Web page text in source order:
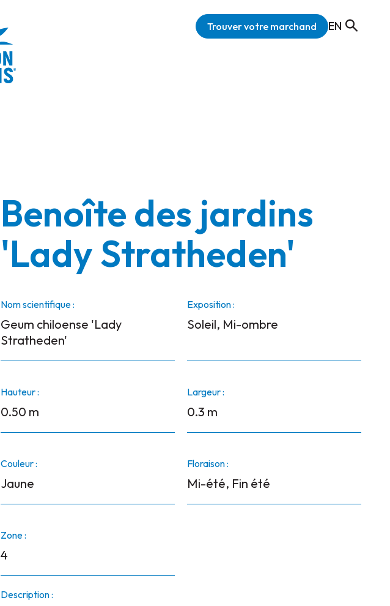
Trouver votre marchand EN
Benoîte des jardins
'Lady Stratheden'
Nom scientifique :
Geum chiloense 'Lady
Stratheden'
Exposition :
Soleil, Mi-ombre
Hauteur :
0.50 m
Largeur :
0.3 m
Couleur :
Jaune
Floraison :
Mi-été, Fin été
Zone :
4
Description :